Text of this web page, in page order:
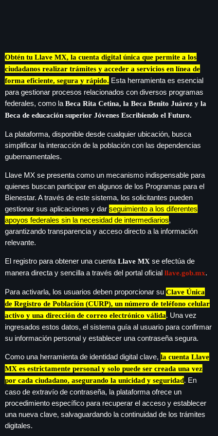
INICIO
NOTAS
PROGRAMACIÓN
LOCUCIÓN (TALENTO AL AIRE)
RANKING
PUBLICIDAD
HISTORIA
SEARCH
NOTAS
Cae primer detenido por robo a casa
Senado allana el nombramiento de
Todd Blanche como fiscal general de
EE.UU.
Obtén tu Llave MX, la cuenta digital única que permite a los
ciudadanos realizar trámites y acceder a servicios en línea de
forma eficiente, segura y rápido. Esta herramienta es esencial
para gestionar procesos relacionados con diversos programas
federales, como la Beca Rita Cetina, la Beca Benito Juárez y la
Beca de educación superior Jóvenes Escribiendo el Futuro.
La plataforma, disponible desde cualquier ubicación, busca
simplificar la interacción de la población con las dependencias
gubernamentales.
Llave MX se presenta como un mecanismo indispensable para
quienes buscan participar en algunos de los Programas para el
Bienestar. A través de este sistema, los solicitantes pueden
gestionar sus aplicaciones y dar seguimiento a los diferentes
apoyos federales sin la necesidad de intermediarios,
garantizando transparencia y acceso directo a la información
relevante.
El registro para obtener una cuenta Llave MX se efectúa de
manera directa y sencilla a través del portal oficial llave.gob.mx.
Para activarla, los usuarios deben proporcionar su Clave Única
de Registro de Población (CURP), un número de teléfono celular
activo y una dirección de correo electrónico válida. Una vez
ingresados estos datos, el sistema guía al usuario para confirmar
su información personal y establecer una contraseña segura.
Como una herramienta de identidad digital clave, la cuenta Llave
MX es estrictamente personal y solo puede ser creada una vez
por cada ciudadano, asegurando la unicidad y seguridad. En
caso de extravío de contraseña, la plataforma ofrece un
procedimiento específico para recuperar el acceso y establecer
una nueva clave, salvaguardando la continuidad de los trámites
digitales.